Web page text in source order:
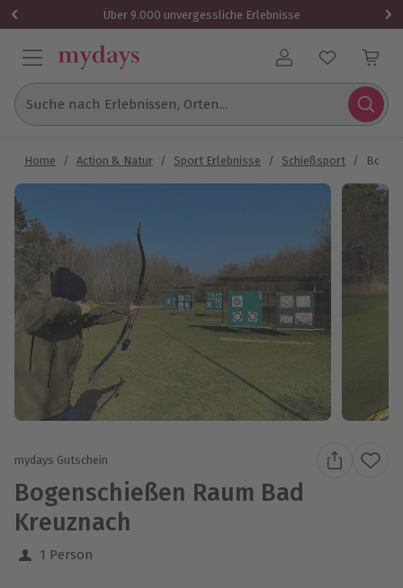
Über 9.000 unvergessliche Erlebnisse
Benutzerkonto
Suche nach Erlebnissen, Orten...
Home / Action & Natur / Sport Erlebnisse / Schießsport /
mydays Gutschein
Bogenschießen Raum Bad
Kreuznach
1 Person